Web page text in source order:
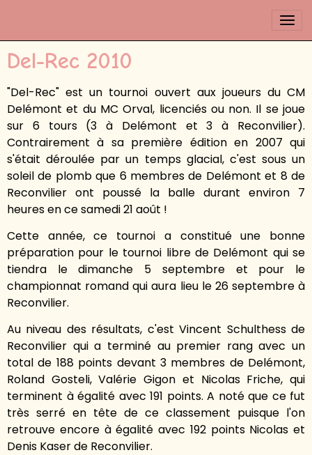
Del-Rec 2010
"Del-Rec" est un tournoi ouvert aux joueurs du CM
Delémont et du MC Orval, licenciés ou non. Il se joue
sur 6 tours (3 à Delémont et 3 à Reconvilier).
Contrairement à sa première édition en 2007 qui
s'était déroulée par un temps glacial, c'est sous un
soleil de plomb que 6 membres de Delémont et 8 de
Reconvilier ont poussé la balle durant environ 7
heures en ce samedi 21 août !
Cette année, ce tournoi a constitué une bonne
préparation pour le tournoi libre de Delémont qui se
tiendra le dimanche 5 septembre et pour le
championnat romand qui aura lieu le 26 septembre à
Reconvilier.
Au niveau des résultats, c'est Vincent Schulthess de
Reconvilier qui a terminé au premier rang avec un
total de 188 points devant 3 membres de Delémont,
Roland Gosteli, Valérie Gigon et Nicolas Friche, qui
terminent à égalité avec 191 points. A noté que ce fut
très serré en tête de ce classement puisque l'on
retrouve encore à égalité avec 192 points Nicolas et
Denis Kaser de Reconvilier.